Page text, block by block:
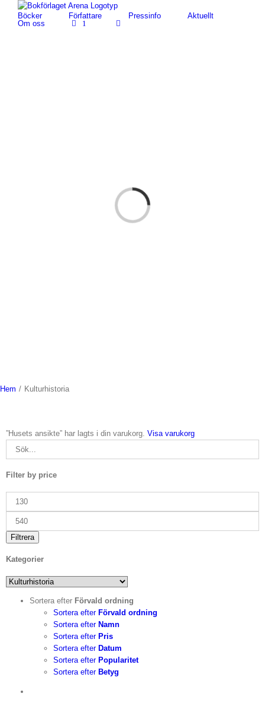
Fortsätt
innehållet
Böcker Författare Pressinfo
Aktuellt
Om oss
1
Loading...
Hem / Kulturhistoria
”Husets ansikte” har lagts i din varukorg. Visa varukorg
Filter by price
Min
Max
Filtrera
Kategorier
Sortera efter Förvald ordning
Sortera efter Förvald ordning
Sortera efter Namn
Sortera efter Pris
Sortera efter Datum
Sortera efter Popularitet
Sortera efter Betyg